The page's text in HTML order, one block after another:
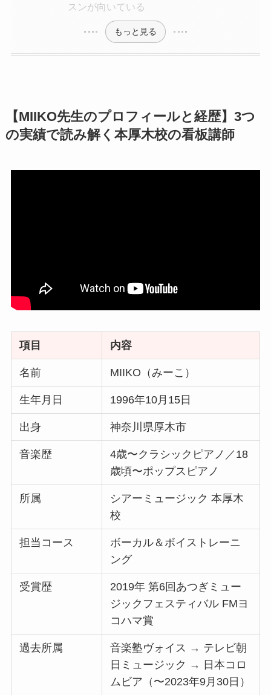
スンが向いている
もっと見る
【MIIKO先生のプロフィールと経歴】3つ
の実績で読み解く本厚木校の看板講師
項目 内容
名前 MIIKO（みーこ）
生年月日 1996年10月15日
出身 神奈川県厚木市
音楽歴
4歳〜クラシックピアノ／18
歳頃〜ポップスピアノ
所属
シアーミュージック 本厚木
校
担当コース
ボーカル＆ボイストレーニ
ング
受賞歴
2019年 第6回あつぎミュー
ジックフェスティバル FMヨ
コハマ賞
過去所属
音楽塾ヴォイス → テレビ朝
日ミュージック → 日本コロ
ムビア（〜2023年9月30日）